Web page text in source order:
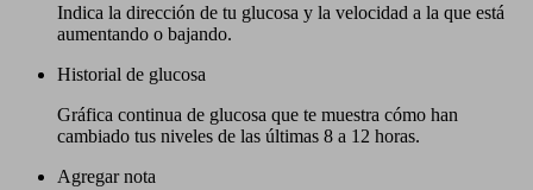
Indica la dirección de tu glucosa y la velocidad a la que está
aumentando o bajando.
Historial de glucosa
Gráfica continua de glucosa que te muestra cómo han
cambiado tus niveles de las últimas 8 a 12 horas.
Agregar nota